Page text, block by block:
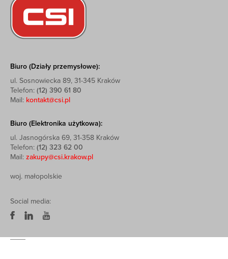
Biuro (Działy przemysłowe):
ul. Sosnowiecka 89, 31-345 Kraków
Telefon: (12) 390 61 80
Mail: kontakt@csi.pl
Biuro (Elektronika użytkowa):
ul. Jasnogórska 69, 31-358 Kraków
Telefon: (12) 323 62 00
Mail: zakupy@csi.krakow.pl
woj. małopolskie
Social media: